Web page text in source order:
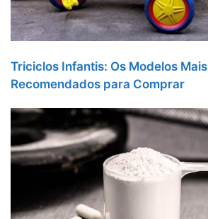
Triciclos Infantis: Os Modelos Mais
Recomendados para Comprar